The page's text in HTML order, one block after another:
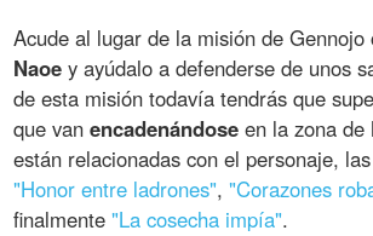
Acude al lugar de la misión de Gennojo
Naoe y ayúdalo a defenderse de unos
de esta misión todavía tendrás que
que vanencadenándose en la zona de
están relacionadas con el personaje,
"Honor entre ladrones","Corazones
finalmente"La cosecha impía".